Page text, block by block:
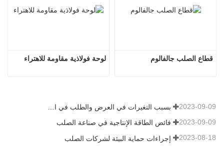
لوحة فولاذية مقاومة للاهتراء قطاع الصلب جالفالوم
2023-09-09
فائض الطاقة الإنتاجية في صناعة الصلب 2023-09-09
إجراءات حماية البيئة لشركات الصلب 2023-08-18